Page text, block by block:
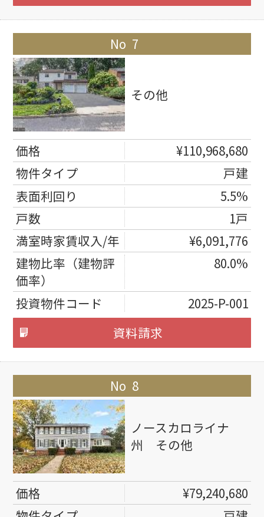
7
その他
¥110,968,680
戸建
5.5%
1戸
¥6,091,776
80.0%
2025-P-001
資料請求
8
ノースカロライナ
州 その他
¥79,240,680